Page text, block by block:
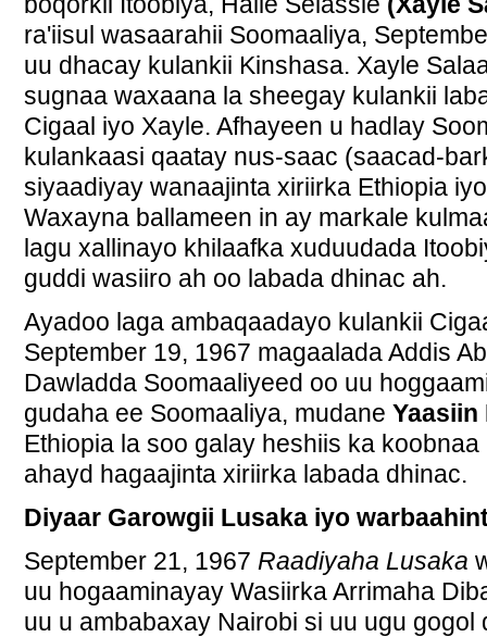
ra'iisul wasaarahii Soomaaliya,
uu dhacay kulankii Kinshasa. Xayle
sugnaa waxaana la sheegay kulankii
Cigaal iyo Xayle. Afhayeen u hadlay
kulankaasi qaatay nus-saac (saacad-
siyaadiyay wanaajinta xiriirka Ethiopia
Waxayna ballameen in ay markale
lagu xallinayo khilaafka xuduudada
guddi wasiiro ah oo labada dhinac ah.
Ayadoo laga ambaqaadayo kulankii
September 19, 1967 magaalada Addis
Dawladda Soomaaliyeed oo uu
gudaha ee Soomaaliya, mudane Yaasiin
Ethiopia la soo galay heshiis ka
ahayd hagaajinta xiriirka labada dhinac.
Diyaar Garowgii Lusaka iyo
September 21, 1967 Raadiyaha Lusaka
uu hogaaminayay Wasiirka Arrimaha
uu u ambabaxay Nairobi si uu ugu gogol